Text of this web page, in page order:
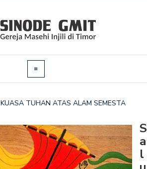
KUASA TUHAN ATAS ALAM SEMESTA
S
a
l